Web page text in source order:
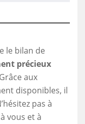
le bilan de
précieux
aux
disponibles, il
pas à
vous et à